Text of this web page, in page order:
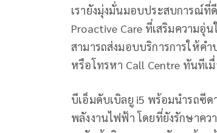
เรายังมุ่งมั่นมอบประสบการณ์ที่
Proactive Care ที่เสริมความอุ่
สามารถส่งมอบบริการการให้คำ
หรือโทรหา Call Centre ทันทีเ
บีเอ็มดับเบิลยู i5 พร้อมนำรถซี
พลังงานไฟฟ้า โดยที่ยังรักษาค